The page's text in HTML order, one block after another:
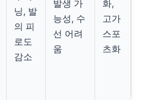
닝, 발
의 피
로도
감소
발생 가
능성, 수
선 어려
움
화,
고가
스포
츠화